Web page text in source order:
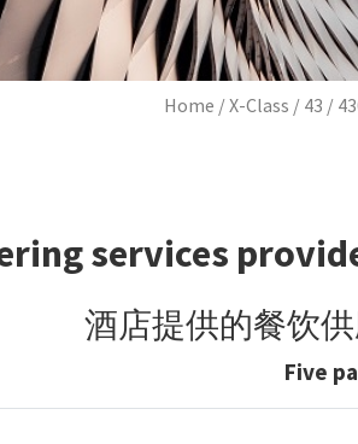
Home X-Class 43
services
酒店提供的餐饮
Five